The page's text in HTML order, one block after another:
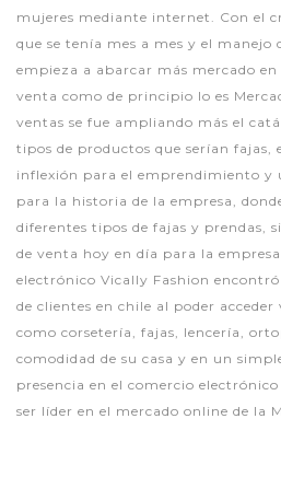
mujeres mediante internet. Con el
que se tenía mes a mes y el manejo
empieza a abarcar más mercado en
venta como de principio lo es
ventas se fue ampliando más el
tipos de productos que serían fajas,
inflexión para el emprendimiento y
para la historia de la empresa,
diferentes tipos de fajas y prendas,
de venta hoy en día para la
electrónico Vically Fashion
de clientes en chile al poder
como corsetería, fajas, lencería,
comodidad de su casa y en un
presencia en el comercio
ser líder en el mercado online de la